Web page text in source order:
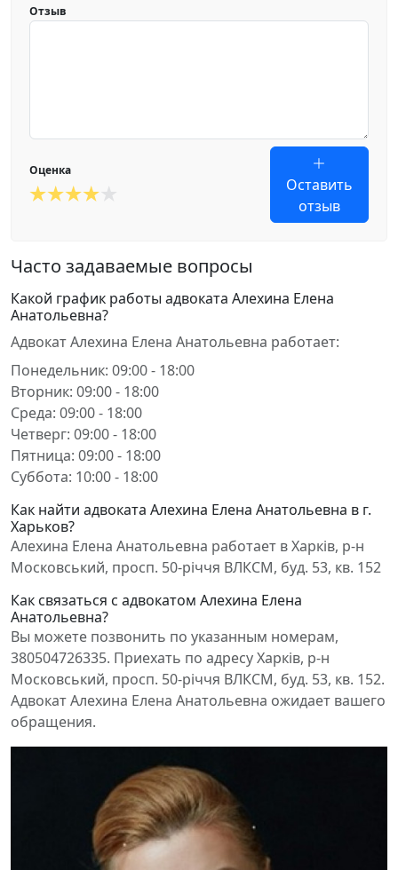
Отзыв
Оценка
Оставить
отзыв
Часто задаваемые вопросы
Какой график работы адвоката Алехина Елена
Анатольевна?
Адвокат Алехина Елена Анатольевна работает:
Понедельник: 09:00 - 18:00
Вторник: 09:00 - 18:00
Среда: 09:00 - 18:00
Четверг: 09:00 - 18:00
Пятница: 09:00 - 18:00
Суббота: 10:00 - 18:00
Как найти адвоката Алехина Елена Анатольевна в г.
Харьков?
Алехина Елена Анатольевна работает в Харків, р-н
Московський, просп. 50-річчя ВЛКСМ, буд. 53, кв. 152
Как связаться с адвокатом Алехина Елена
Анатольевна?
Вы можете позвонить по указанным номерам,
380504726335. Приехать по адресу Харків, р-н
Московський, просп. 50-річчя ВЛКСМ, буд. 53, кв. 152.
Адвокат Алехина Елена Анатольевна ожидает вашего
обращения.